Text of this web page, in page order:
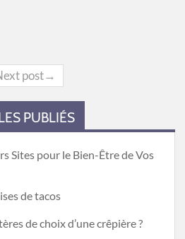
post→
PUBLIÉS
Sites pour le Bien-Être de Vos
de tacos
de choix d’une crêpière ?